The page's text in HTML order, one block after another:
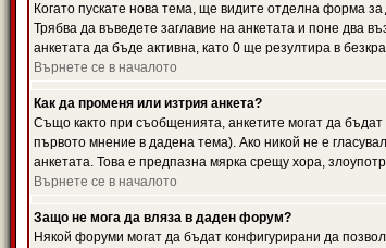
Когато пускате нова тема, ще видите отделна форма за
Трябва да въведете заглавие на анкетата и поне два
анкетата да бъде активна, като 0 ще резултира в
Върнете се в началото
Как да променя или изтрия анкета?
Също както при съобщенията, анкетите могат да
първото мнение в дадена тема). Ако никой не е
анкетата. Това е предпазна мярка срещу хора,
Върнете се в началото
Защо не мога да вляза в даден форум?
Някой форуми могат да бъдат конфигурирани да